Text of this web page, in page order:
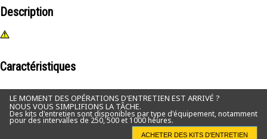
Description
Caractéristiques
LE MOMENT DES OPÉRATIONS D'ENTRETIEN EST ARRIVÉ ?
NOUS VOUS SIMPLIFIONS LA TÂCHE.
Des kits d'entretien sont disponibles par type d'équipement, notamment
pour des intervalles de 250, 500 et 1000 heures.
ACHETER DES KITS D'ENTRETIEN